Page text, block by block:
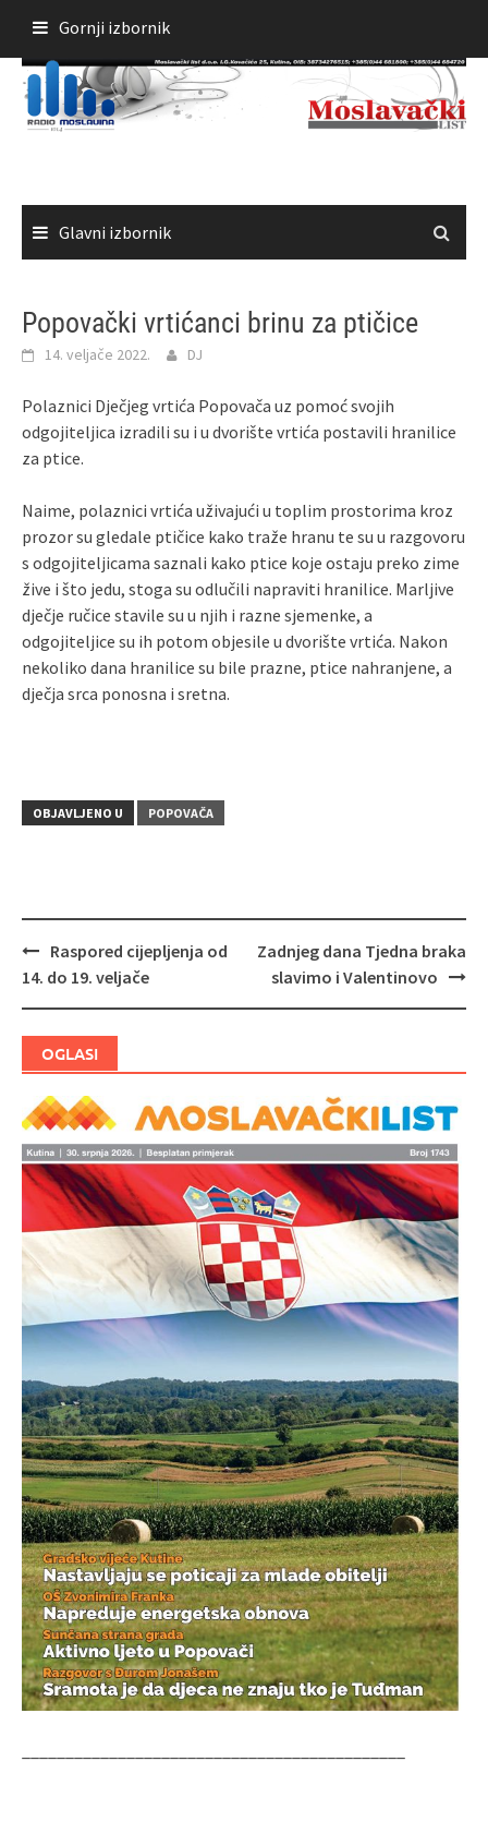
sadržaja
Gornji izbornik
Glavni izbornik
Popovački vrtićanci brinu za ptičice
14. veljače 2022. DJ
Polaznici Dječjeg vrtića Popovača uz pomoć svojih
odgojiteljica izradili su i u dvorište vrtića postavili hranilice
za ptice.
Naime, polaznici vrtića uživajući u toplim prostorima kroz
prozor su gledale ptičice kako traže hranu te su u razgovoru
s odgojiteljicama saznali kako ptice koje ostaju preko zime
žive i što jedu, stoga su odlučili napraviti hranilice. Marljive
dječje ručice stavile su u njih i razne sjemenke, a
odgojiteljice su ih potom objesile u dvorište vrtića. Nakon
nekoliko dana hranilice su bile prazne, ptice nahranjene, a
dječja srca ponosna i sretna.
OBJAVLJENO U POPOVAČA
Navigacija
Raspored cijepljenja od
14. do 19. veljače
Zadnjeg dana Tjedna braka
slavimo i Valentinovo
OGLASI